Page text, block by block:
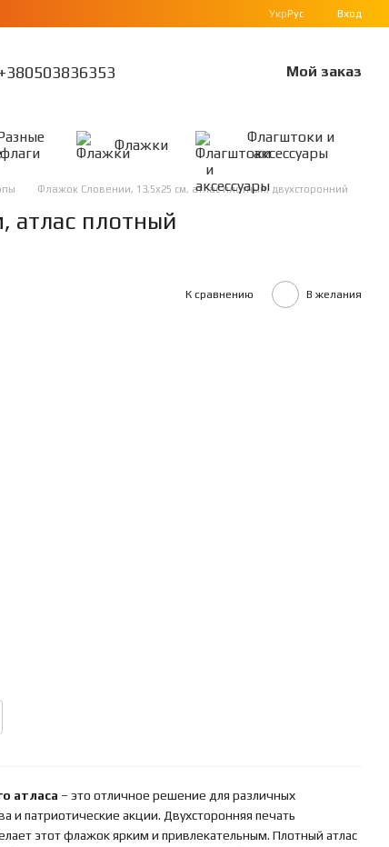
УкрРус Вход
+380503836353 Мой заказ
флаги
Флажки
Флагштоки и
аксессуары
Флажок Словении, 13,5х25 см, атлас плотный, двухсторонний
атлас плотный
К сравнению В желания
атласа – это отличное решение для различных
патриотические акции. Двухсторонняя печать
этот флажок ярким и привлекательным. Плотный атлас